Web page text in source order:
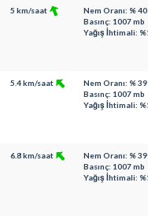
5 km/saat
Nem Oranı: % 40
Basınç: 1007 mb
Yağış İhtimali:
5.4 km/saat
Nem Oranı: % 39
Basınç: 1007 mb
Yağış İhtimali:
6.8 km/saat
Nem Oranı: % 39
Basınç: 1007 mb
Yağış İhtimali: